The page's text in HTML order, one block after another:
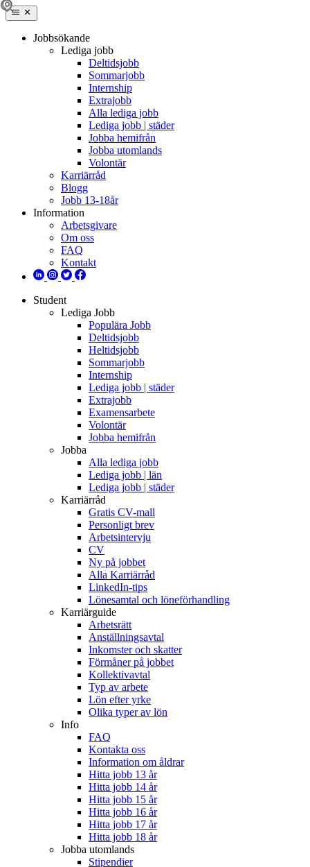
Jobbsökande
Lediga jobb
Deltidsjobb
Sommarjobb
Internship
Extrajobb
Alla lediga jobb
Lediga jobb | städer
Jobba hemifrån
Jobba utomlands
Volontär
Karriärråd
Blogg
Jobb 13-18år
Information
Arbetsgivare
Om oss
FAQ
Kontakt
Student
Lediga Jobb
Populära Jobb
Deltidsjobb
Heltidsjobb
Sommarjobb
Internship
Lediga jobb | städer
Extrajobb
Examensarbete
Volontär
Jobba hemifrån
Jobba
Alla lediga jobb
Lediga jobb | län
Lediga jobb | städer
Karriärråd
Gratis CV-mall
Personligt brev
Arbetsintervju
CV
Ny på jobbet
Alla Karriärråd
LinkedIn-tips
Lönesamtal och löneförhandling
Karriärguide
Arbetsrätt
Anställningsavtal
Inkomster och skatter
Förmåner på jobbet
Kollektivavtal
Typ av arbete
Lön efter yrke
Olika typer av lön
Info
FAQ
Kontakta oss
Information om åldrar
Hitta jobb 13 år
Hitta jobb 14 år
Hitta jobb 15 år
Hitta jobb 16 år
Hitta jobb 17 år
Hitta jobb 18 år
Jobba utomlands
Stipendier